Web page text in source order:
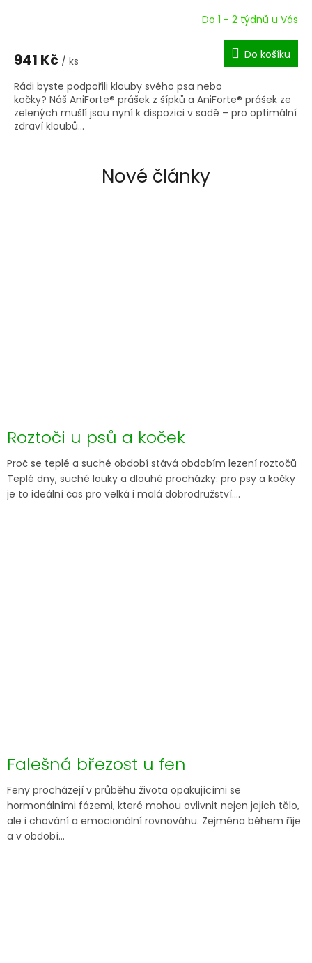
je
z
5
hvězdiček.
Do 1 - 2 týdnů u Vás
941 Kč / ks Do košíku
Rádi byste podpořili klouby svého psa nebo
kočky? Náš AniForte® prášek z šípků a AniForte® prášek ze
zelených mušlí jsou nyní k dispozici v sadě – pro optimální
zdraví kloubů...
Nové články
Roztoči u psů a koček
Proč se teplé a suché období stává obdobím lezení roztočů
Teplé dny, suché louky a dlouhé procházky: pro psy a kočky
je to ideální čas pro velká i malá dobrodružství....
Falešná březost u fen
Feny procházejí v průběhu života opakujícími se
hormonálními fázemi, které mohou ovlivnit nejen jejich tělo,
ale i chování a emocionální rovnováhu. Zejména během říje
a v období...